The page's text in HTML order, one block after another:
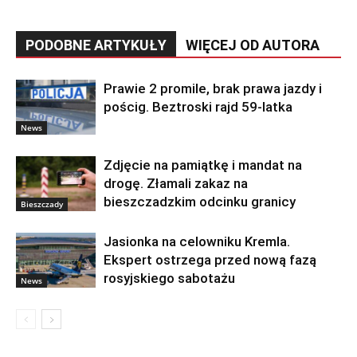
PODOBNE ARTYKUŁY WIĘCEJ OD AUTORA
News
Prawie 2 promile, brak prawa jazdy i
pościg. Beztroski rajd 59-latka
Bieszczady
Zdjęcie na pamiątkę i mandat na
drogę. Złamali zakaz na
bieszczadzkim odcinku granicy
News
Jasionka na celowniku Kremla.
Ekspert ostrzega przed nową fazą
rosyjskiego sabotażu